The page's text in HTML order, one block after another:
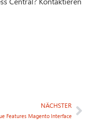
NÄCHSTER
Features Magento Interface